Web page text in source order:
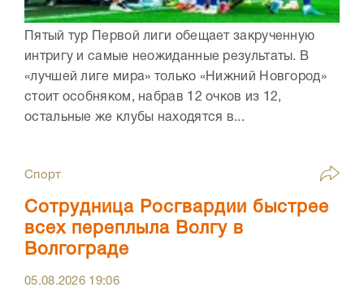
Пятый тур Первой лиги обещает закрученную
интригу и самые неожиданные результаты. В
«лучшей лиге мира» только «Нижний Новгород»
стоит особняком, набрав 12 очков из 12,
остальные же клубы находятся в...
Спорт
Сотрудница Росгвардии быстрее
всех переплыла Волгу в
Волгограде
05.08.2026 19:06